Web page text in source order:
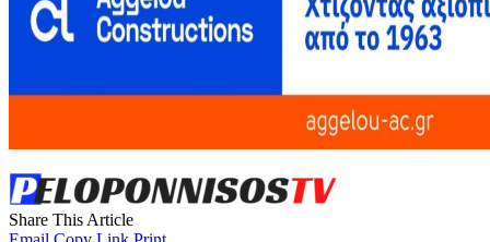
Share This Article